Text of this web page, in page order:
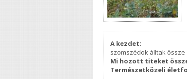
A kezdet:
szomszédok álltak össze
Mi hozott titeket
Természetközeli